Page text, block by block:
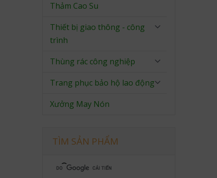
Thảm Cao Su
Thiết bị giao thông - công
trình
Thùng rác công nghiệp
Trang phục bảo hộ lao động
Xưởng May Nón
TÌM SẢN PHẨM